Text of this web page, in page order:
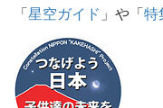
「星空ガイド 」や「特